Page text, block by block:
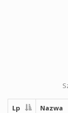
Lp Nazwa